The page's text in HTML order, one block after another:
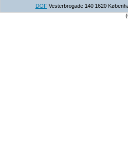
DOFVesterbrogade 140 1620